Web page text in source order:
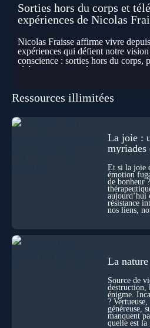
Sorties hors du corps et
expériences de Nicolas
Nicolas Fraisse affirme vivre
expériences qui défient notre
conscience : sorties hors du corps,
télépathie spontanée… Comment
les pensées d’autrui ? Que
disparaître ? Au fil de cet échange, Nicolas raconte ses
expériences les plus troublantes :
explorations du cosmos, présence
durant ses sorties, protocoles
sensation étrange d’être relié à
! Sommes-nous à l’aube d’une
Sans doute. Mais encore faut-il
territoires avec lucidité, et rigueur…
Ressources illimitées
La joie :
myriades
Et si la joie
émotion
de bonheur
aujourd’hui
résistance
nos liens,
La
Source de
destruction,
énigme.
? Vertueuse,
généreuse,
manquent
quelle est la